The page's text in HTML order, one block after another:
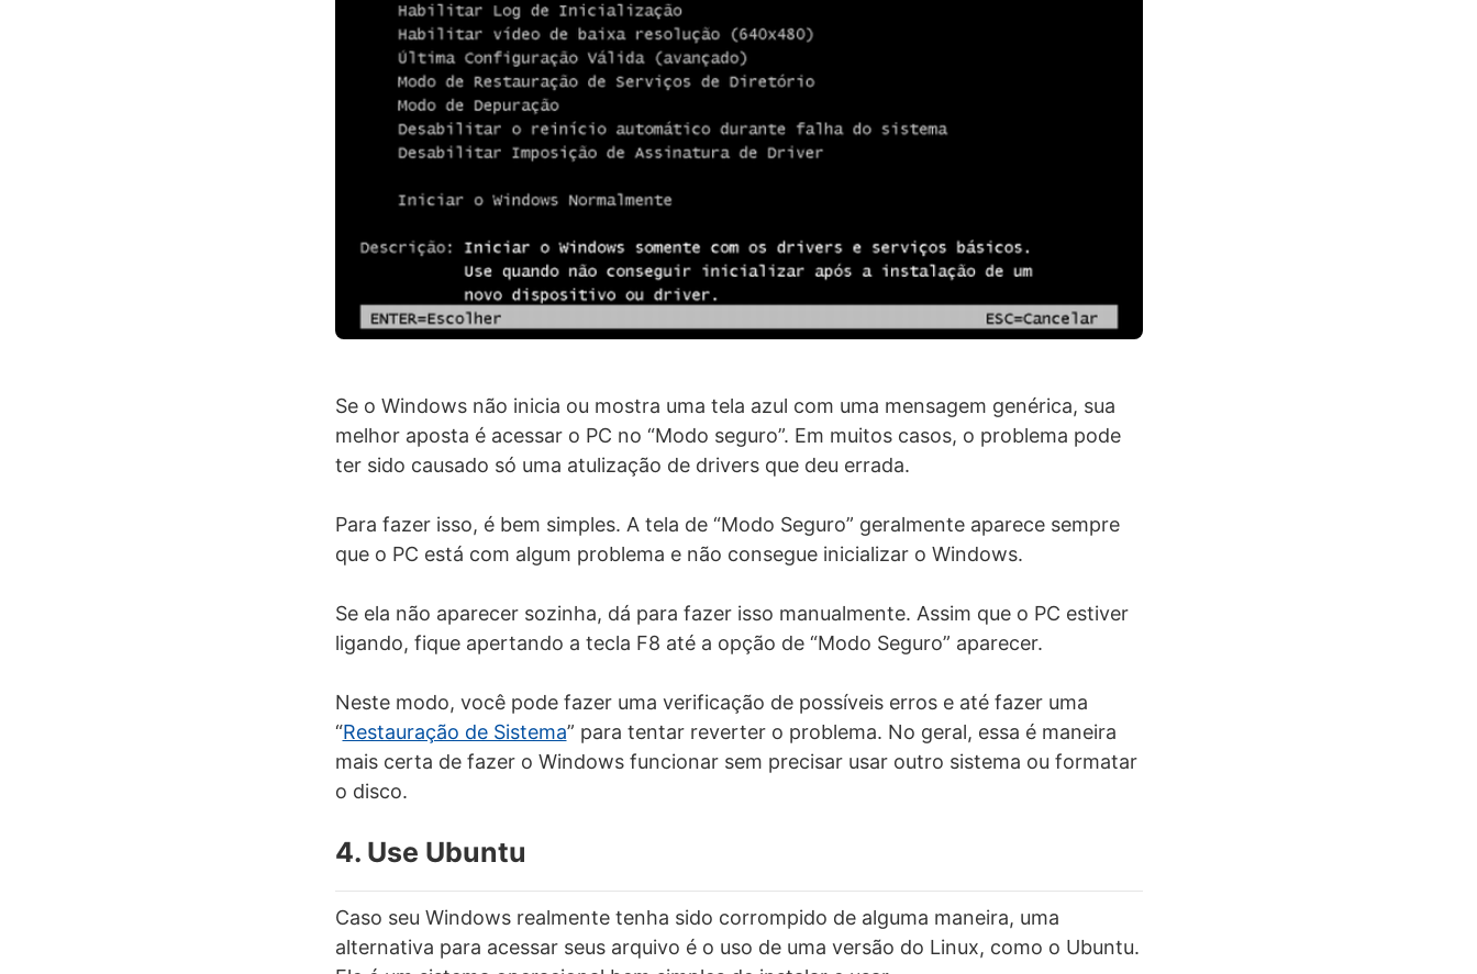
Se o Windows não inicia ou mostra uma tela azul com uma mensagem genérica, sua
melhor aposta é acessar o PC no “Modo seguro”. Em muitos casos, o problema pode
ter sido causado só uma atulização de drivers que deu errada.
Para fazer isso, é bem simples. A tela de “Modo Seguro” geralmente aparece sempre
que o PC está com algum problema e não consegue inicializar o Windows.
Se ela não aparecer sozinha, dá para fazer isso manualmente. Assim que o PC estiver
ligando, fique apertando a tecla F8 até a opção de “Modo Seguro” aparecer.
Neste modo, você pode fazer uma verificação de possíveis erros e até fazer uma
“Restauração de Sistema” para tentar reverter o problema. No geral, essa é maneira
mais certa de fazer o Windows funcionar sem precisar usar outro sistema ou formatar
o disco.
4. Use Ubuntu
Caso seu Windows realmente tenha sido corrompido de alguma maneira, uma
alternativa para acessar seus arquivo é o uso de uma versão do Linux, como o Ubuntu.